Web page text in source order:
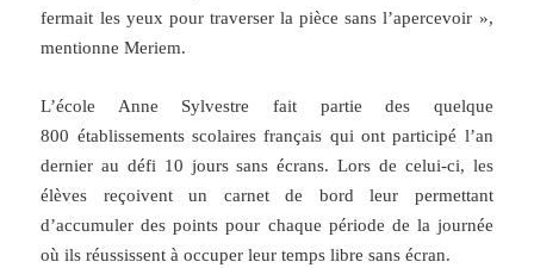
fermait les yeux pour traverser la pièce sans l’apercevoir »,
mentionne Meriem.
L’école Anne Sylvestre fait partie des quelque
800 établissements scolaires français qui ont participé l’an
dernier au défi 10 jours sans écrans. Lors de celui-ci, les
élèves reçoivent un carnet de bord leur permettant
d’accumuler des points pour chaque période de la journée
où ils réussissent à occuper leur temps libre sans écran.